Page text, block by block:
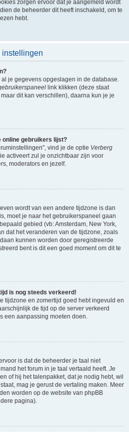
zorgen ervoor dat je aangemeld wordt
de beheerder dit heeft inschakeld, om te
hebt.
instellingen
je gegevens opgeslagen in de database.
link klikken (deze staat
dit kan verschillen), daarna kun je je
online gebruikers lijst?
vind je de optie Verberg
activeert zul je onzichtbaar zijn voor
moderators en jezelf.
wordt van een andere tijdzone is dan
moet je naar het gebruikerspaneel gaan
gebied (vb: Amsterdam, New York,
dat het veranderen van de tijdzone, zoals
kunnen worden door geregistreerde
bent is dit een goed moment om dit te
is nog steeds verkeerd!
tijdzone en zomertijd goed hebt ingevuld en
de tijd op de server verkeerd
een aanpassing moeten doen.
is dat de beheerder je taal niet
het forum in je taal vertaald heeft. Je
of hij het talenpakket, dat je nodig hebt, wil
mag je gerust de vertaling maken. Meer
worden op de website van phpBB
pagina).